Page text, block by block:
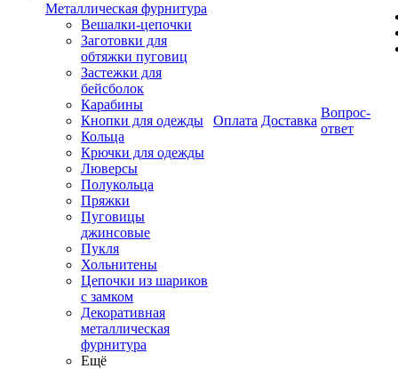
Металлическая фурнитура
Вешалки-цепочки
Заготовки для
обтяжки пуговиц
Застежки для
бейсболок
Карабины
Кнопки для одежды
Кольца
Крючки для одежды
Люверсы
Полукольца
Пряжки
Пуговицы
джинсовые
Пукля
Хольнитены
Цепочки из шариков
с замком
Декоративная
металлическая
фурнитура
Ещё
Оплата Доставка
Вопрос-
ответ